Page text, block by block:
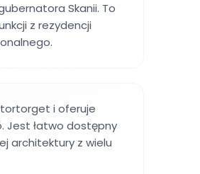
Skanii. To
z rezydencji
i oferuje
Jest łatwo dostępny
architektury z wielu